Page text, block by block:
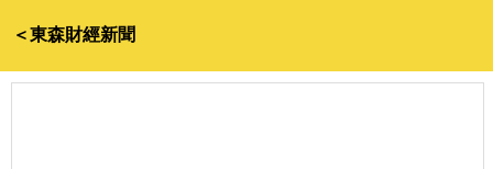
＜東森財經新聞